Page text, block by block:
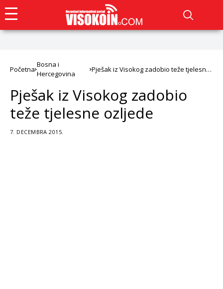
Početna
Bosna i
Hercegovina
Pješak iz Visokog zadobio teže tjelesne
Pješak iz Visokog zadobio
teže tjelesne ozljede
7. DECEMBRA 2015.